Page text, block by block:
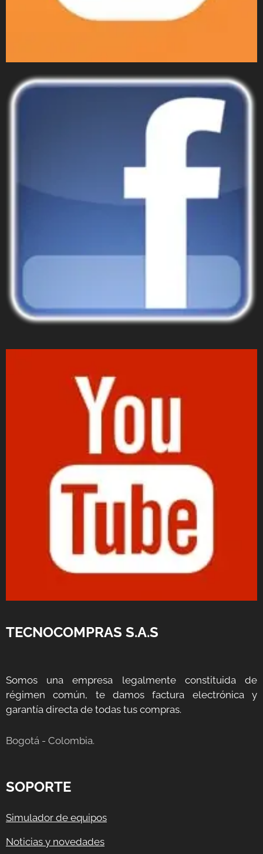
TECNOCOMPRAS S.A.S
Somos una empresa legalmente constituida de
régimen común, te damos factura electrónica y
garantía directa de todas tus compras.
Bogotá - Colombia.
SOPORTE
Simulador de equipos
Noticias y novedades